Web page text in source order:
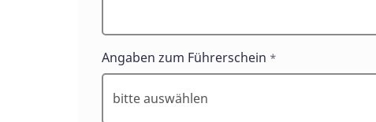
Angaben zum Führerschein *